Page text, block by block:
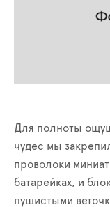
Для полноты
чудес мы
проволоки
батарейках, и
пушистыми